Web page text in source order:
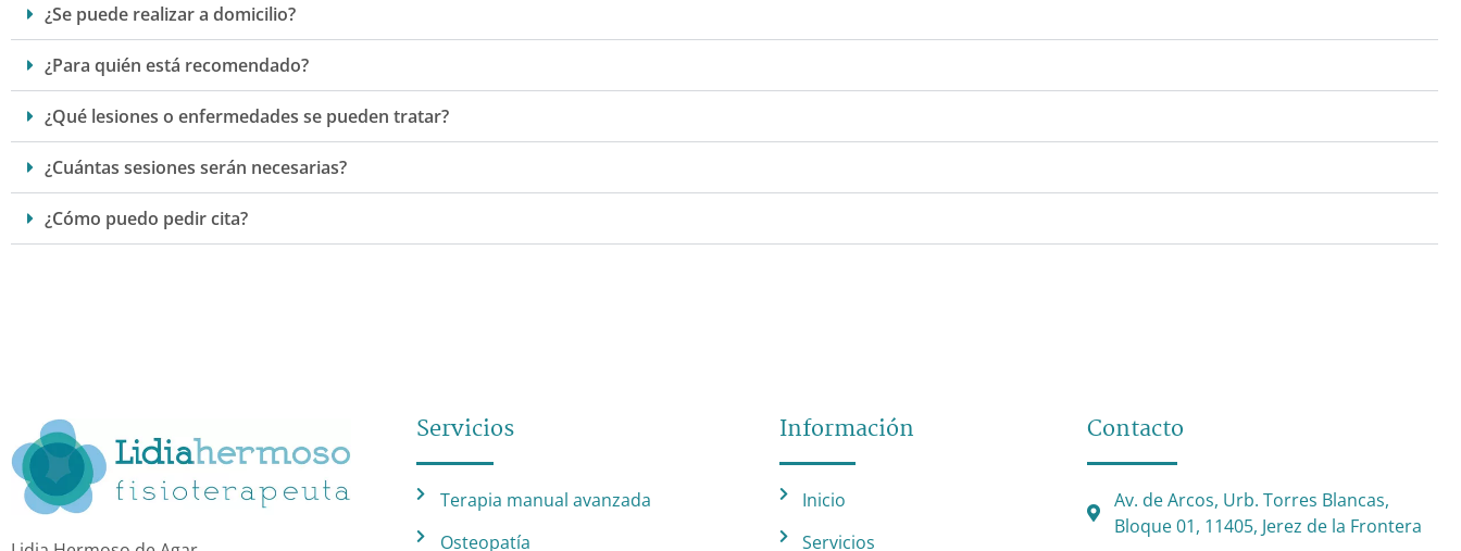
¿Se puede realizar a domicilio?
¿Para quién está recomendado?
¿Qué lesiones o enfermedades se pueden tratar?
¿Cuántas sesiones serán necesarias?
¿Cómo puedo pedir cita?
Servicios
Terapia manual avanzada
Osteopatía
Información
Inicio
Servicios
Contacto
Av. de Arcos, Urb. Torres Blancas,
Bloque 01, 11405, Jerez de la Frontera